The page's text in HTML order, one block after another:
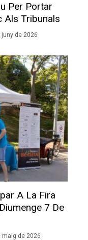
Per Portar
Als Tribunals
juny de 2026
A La Fira
7 De
maig de 2026